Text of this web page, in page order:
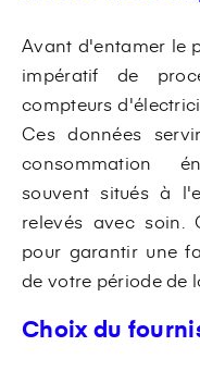
Avant d'entamer le
impératif de
compteurs
Ces données
consommation
souvent situés à
relevés avec soin.
pour garantir une
de votre période de
Choix du